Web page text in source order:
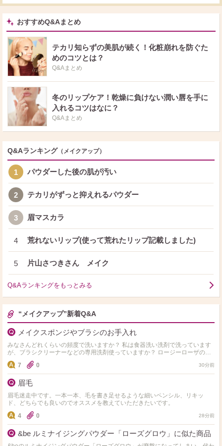
おすすめQ&Aまとめ
テカリ知らずの美肌が続く！化粧崩れを防ぐた
めのコツとは？
Q&Aまとめ
冬のリップケア！乾燥に負けない潤い唇を手に
入れるコツはなに？
Q&Aまとめ
Q&Aランキング （メイクアップ）
1 パウダーした後の肌が汚い
2 テカリがずっと抑えれるパウダー
3 眉マスカラ
4 荒れないリップ(使って荒れたリップ記載しました)
5 片山さつきさん メイク
Q&Aランキングをもっとみる
“メイクアップ”新着Q&A
メイクスポンジやブラシのお手入れ
みなさんどれくらいの頻度で洗いますか？ 私は食器洗い洗剤で洗っています
が、ブラシクリーナーなどの専用洗剤使っていますか？ ロージーローザのパ
フを使っていますが 洗いすぎなのか、洗い方が悪いの…
7 0 30分前
眉毛
眉毛迷走中です。一本一本、毛を書き足せるような細いペンシル、リキッ
ド、どちらでも良いのでオススメを教えていただきたいです。
4
0 28分前
&be ルミナイジングパウダー「ローズグロウ」に似た商品